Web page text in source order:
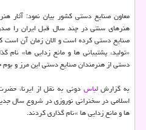
معاون صنایع دستی کشور بیان نمود: آثار
هنرهای سنتی در چند سال قبل ایران را
صنایع دستی کرده است و الان زمان آن است
«تولید، پشتیبانی ها و مانع زدایی ها»
دستی از هنرمندان صنایع دستی این مرز و بوم
به گزارشلباس دونی به نقل از ایرنا،
ها و مانع زدایی ها »نام گذاری کردند.